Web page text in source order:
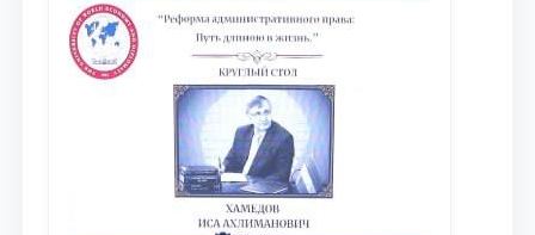
исследований в сфере
противодействия коррупции